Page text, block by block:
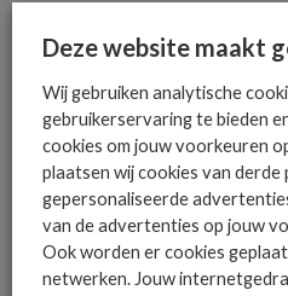
actieve data, en de data die in
moet worden bewaard. De rest
verwijderd worden. Zeker voor
specialistische verticals als zorg,
belangrijk om te weten. Want
data.”
Een bijkomende kwestie is dat
Deze website maakt
Wij gebruiken analytische
gebruikerservaring te bieden
cookies om jouw voorkeuren
plaatsen wij cookies van derde
gepersonaliseerde
van de advertenties op jouw
Ook worden er cookies
netwerken. Jouw